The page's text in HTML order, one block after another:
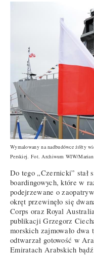
Wymalowany na nadbudówce żółty
Perskiej. Fot. Archiwum WIW/
Do tego „Czernicki” stał
boardingowych, które w
podejrzewane o
okręt przewinęło się
Corps oraz Royal
publikacji Grzegorz
morskich zajmowało dwa
odtwarzał gotowość w
Emiratach Arabskich